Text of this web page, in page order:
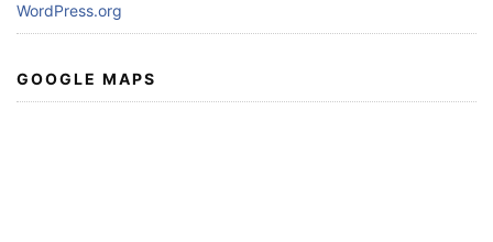
WordPress.org
GOOGLE MAPS